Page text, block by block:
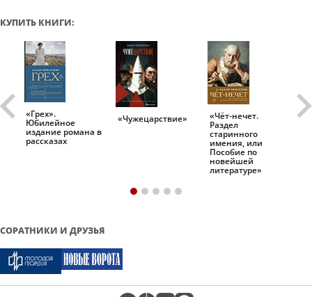
КУПИТЬ КНИГИ:
«Грех».
Юбилейное
издание романа в
рассказах
«Чужецарствие» «Чёт-нечет.
Раздел
старинного
имения, или
Пособие по
новейшей
литературе»
СОРАТНИКИ И ДРУЗЬЯ